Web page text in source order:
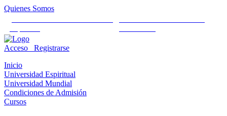
Quienes Somos
Acceso
Registrarse
Inicio
Universidad Espiritual
Universidad Mundial
Condiciones de Admisión
Cursos